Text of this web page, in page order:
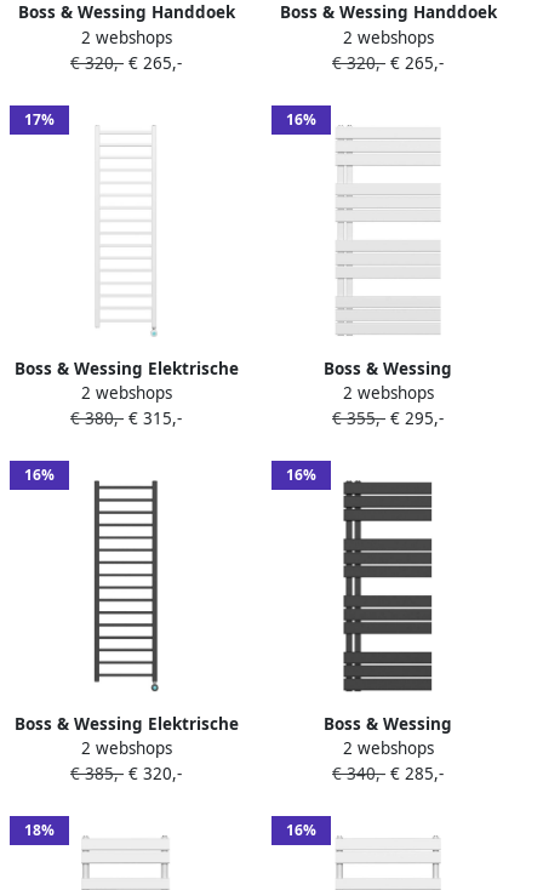
Boss & Wessing Handdoek
Radiator BWS Cory 120x60
cm 414 Watt Midden en
2 webshops
€ 320,- € 265,-
Boss & Wessing Handdoek
Radiator BWS Cory 120x60
cm 414 Watt Midden en
2 webshops
€ 320,- € 265,-
17%
Boss & Wessing Elektrische
Handdoekradiator BWS Bess
551W Smart Wifi 160x50 cm
2 webshops
€ 380,- € 315,-
16%
Boss & Wessing
Handdoekradiator BWS Boss
Links aansluiting 681W
2 webshops
€ 355,- € 295,-
16%
Boss & Wessing Elektrische
Handdoekradiator BWS Bess
551W 160x50 cm Zwart
2 webshops
€ 385,- € 320,-
16%
Boss & Wessing
Handdoekradiator BWS Boss
Links aansluiting 681W
2 webshops
€ 340,- € 285,-
18% 16%